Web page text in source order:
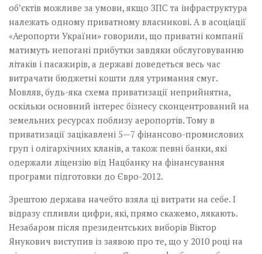
об’єктів можливе за умови, якщо ЗПС та інфраструктура
належать одному приватному власникові. А в асоціації
«Аеропорти України» говорили, що приватні компанії
матимуть непогані прибутки завдя­ки обслуговуванню
літаків і пасажирів, а державі доведеться весь час
витрачати бюджетні кошти для утримання смуг.
Мовляв, будь-яка схема приватизації неприйнятна,
оскільки основ­ний інтерес бізнесу сконцентрований на
земельних ресурсах поблизу аеропортів. Тому в
приватизації зацікавлені 5—7 фінансово-промислових
груп і олігархічних кланів, а також певні банки, які
одержали ліцензію від Нацбанку на фінансування
програми підготовки до Євро-2012.
Зрештою держава начебто взяла ці витрати на себе. І
відразу спливли цифри, які, прямо скажемо, лякають.
Незабаром після президентських виборів Віктор
Янукович виступив із заявою про те, що у 2010 році на